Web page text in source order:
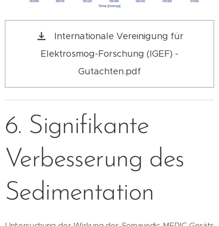
Internationale Vereinigung für
Elektrosmog-Forschung (IGEF) -
Gutachten.pdf
6. Signifikante
Verbesserung des
Sedimentation